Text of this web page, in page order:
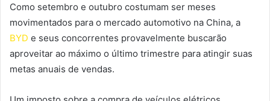
Como setembro e outubro costumam ser meses
movimentados para o mercado automotivo na China, a
BYD e seus concorrentes provavelmente buscarão
aproveitar ao máximo o último trimestre para atingir suas
metas anuais de vendas.